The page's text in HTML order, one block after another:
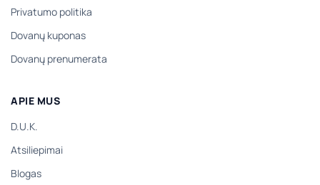
Privatumo politika
Dovanų kuponas
Dovanų prenumerata
APIE MUS
D.U.K.
Atsiliepimai
Blogas